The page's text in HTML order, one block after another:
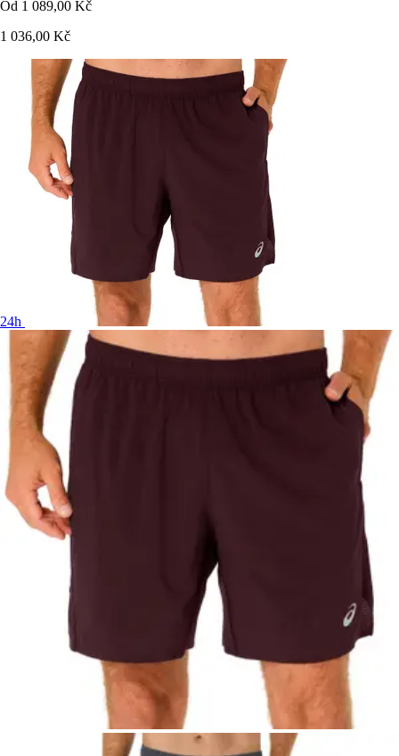
Od 1 089,00 Kč
1 036,00 Kč
24h